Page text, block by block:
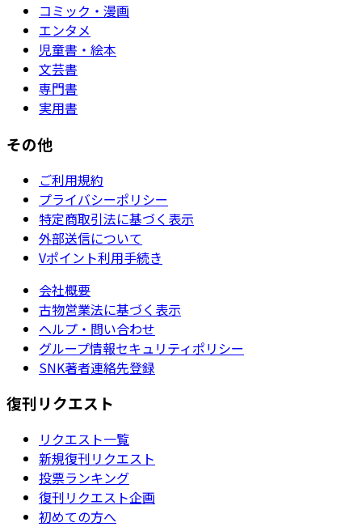
コミック・漫画
エンタメ
児童書・絵本
文芸書
専門書
実用書
その他
ご利用規約
プライバシーポリシー
特定商取引法に基づく表示
外部送信について
Vポイント利用手続き
会社概要
古物営業法に基づく表示
ヘルプ・問い合わせ
グループ情報セキュリティポリシー
SNK著者連絡先登録
復刊リクエスト
リクエスト一覧
新規復刊リクエスト
投票ランキング
復刊リクエスト企画
初めての方へ